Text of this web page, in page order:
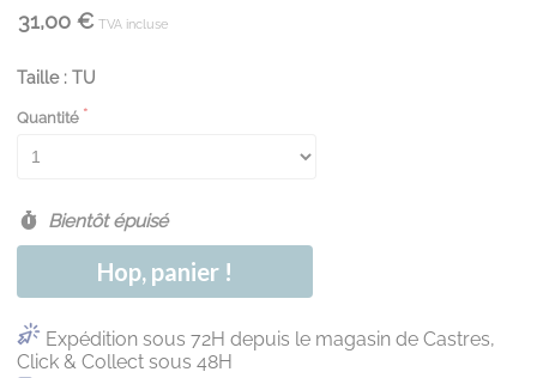
31,00 € TVA incluse
Taille : TU
Quantité
Bientôt épuisé
Hop, panier !
Expédition sous 72H depuis le magasin de Castres,
Click & Collect sous 48H